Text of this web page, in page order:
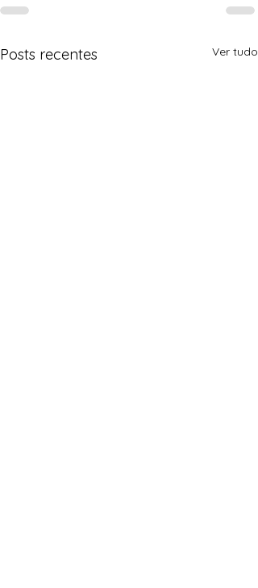
Posts recentes Ver tudo